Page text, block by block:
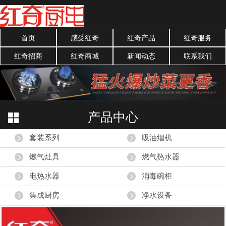
首页 感受红奇 红奇产品 红奇服务
红奇招商 红奇商城 新闻动态 联系我们
产品中心
套装系列 吸油烟机
燃气灶具 燃气热水器
电热水器 消毒碗柜
集成厨房 净水设备